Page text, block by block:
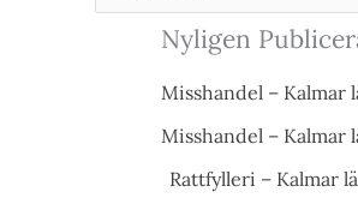
Nyligen
Misshandel – Kalmar
Misshandel – Kalmar
Rattfylleri – Kalmar